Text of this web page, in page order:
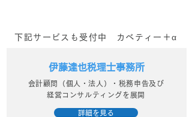
下記サービスも受付中 カベティー＋α
伊藤達也税理士事務所
会計顧問（個人・法人）・税務申告及び
経営コンサルティングを展開
詳細を見る